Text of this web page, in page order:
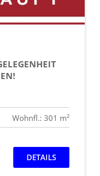
Wohnfl.: 301 m²
DETAILS